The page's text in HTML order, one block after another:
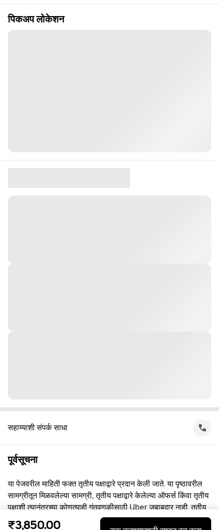
पिकअप लोकेशन
सहाय्याशी संपर्क साधा
पूर्वसूचना
या पेजवरील माहिती फक्त तृतीय पक्षाद्वारे प्रदान केली जाते. या पृष्ठावरील
सामग्रीतून मिळवलेल्या सामग्री, तृतीय पक्षाद्वारे केलेल्या ऑफर्स किंवा तृतीय
पक्षाशी त्यानंतरच्या कोणत्याही गुंतवणूकीसाठी Uber जबाबदार नाही. तृतीय
पक्षाशी व्यस्त असताना, तुम्ही त्यांच्याशी थेट करार करता, ज्यासाठी Uber हा
₹3,850.00